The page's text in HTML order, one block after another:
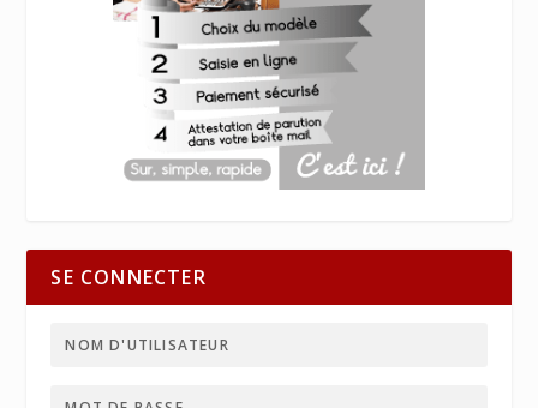
SE CONNECTER